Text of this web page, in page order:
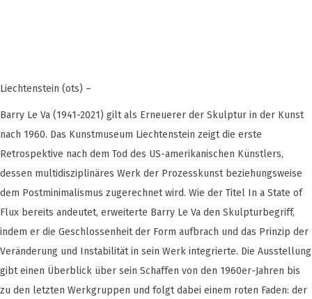
Liechtenstein (ots) –
Barry Le Va (1941-2021) gilt als Erneuerer der Skulptur in der Kunst
nach 1960. Das Kunstmuseum Liechtenstein zeigt die erste
Retrospektive nach dem Tod des US-amerikanischen Künstlers,
dessen multidisziplinäres Werk der Prozesskunst beziehungsweise
dem Postminimalismus zugerechnet wird. Wie der Titel In a State of
Flux bereits andeutet, erweiterte Barry Le Va den Skulpturbegriff,
indem er die Geschlossenheit der Form aufbrach und das Prinzip der
Veränderung und Instabilität in sein Werk integrierte. Die Ausstellung
gibt einen Überblick über sein Schaffen von den 1960er-Jahren bis
zu den letzten Werkgruppen und folgt dabei einem roten Faden: der